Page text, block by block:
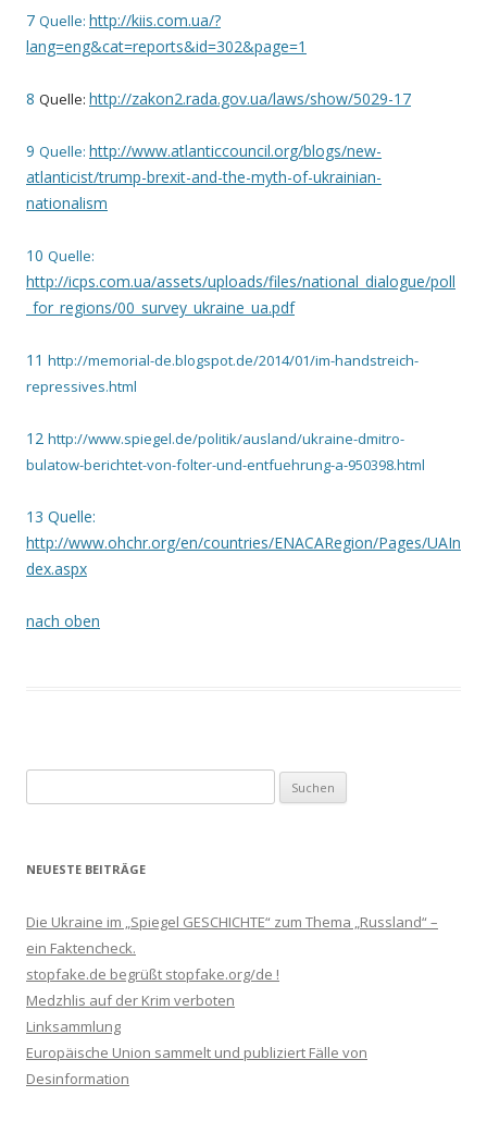
7 Quelle: http://kiis.com.ua/?
lang=eng&cat=reports&id=302&page=1
8 Quelle: http://zakon2.rada.gov.ua/laws/show/5029-17
9 Quelle: http://www.atlanticcouncil.org/blogs/new-
atlanticist/trump-brexit-and-the-myth-of-ukrainian-
nationalism
10 Quelle:
http://icps.com.ua/assets/uploads/files/national_dialogue/poll
_for_regions/00_survey_ukraine_ua.pdf
11 http://memorial-de.blogspot.de/2014/01/im-handstreich-
repressives.html
12 http://www.spiegel.de/politik/ausland/ukraine-dmitro-
bulatow-berichtet-von-folter-und-entfuehrung-a-950398.html
13 Quelle:
http://www.ohchr.org/en/countries/ENACARegion/Pages/UAIn
dex.aspx
nach oben
nach:
NEUESTE BEITRÄGE
Die Ukraine im „Spiegel GESCHICHTE“ zum Thema „Russland“ –
ein Faktencheck.
stopfake.de begrüßt stopfake.org/de !
Medzhlis auf der Krim verboten
Linksammlung
Europäische Union sammelt und publiziert Fälle von
Desinformation